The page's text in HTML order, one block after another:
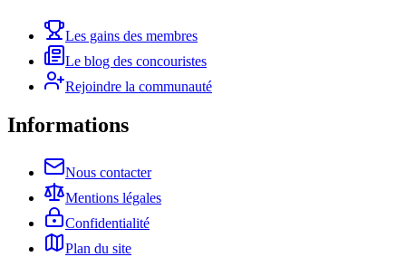
Les gains des membres
Le blog des concouristes
Rejoindre la communauté
Informations
Nous contacter
Mentions légales
Confidentialité
Plan du site